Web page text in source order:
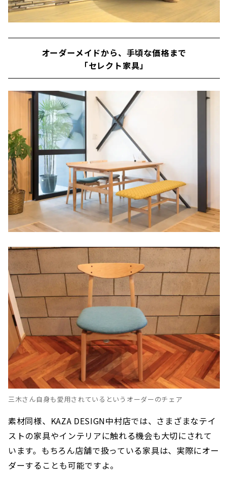
オーダーメイドから、手頃な価格まで
「セレクト家具」
三木さん自身も愛用されているというオーダーのチェア
素材同様、KAZA DESIGN中村店では、さまざまなテイ
ストの家具やインテリアに触れる機会も大切にされて
います。もちろん店舗で扱っている家具は、実際にオー
ダーすることも可能ですよ。